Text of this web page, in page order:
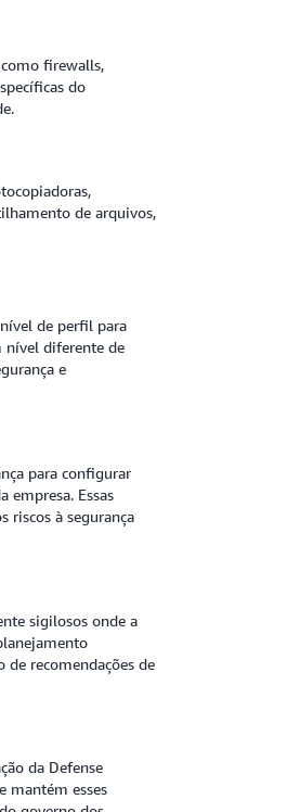
firewalls,
do
de arquivos,
de perfil para
nível diferente de
e
para configurar
empresa. Essas
riscos à segurança
sigilosos onde a
recomendações de
da Defense
mantém esses